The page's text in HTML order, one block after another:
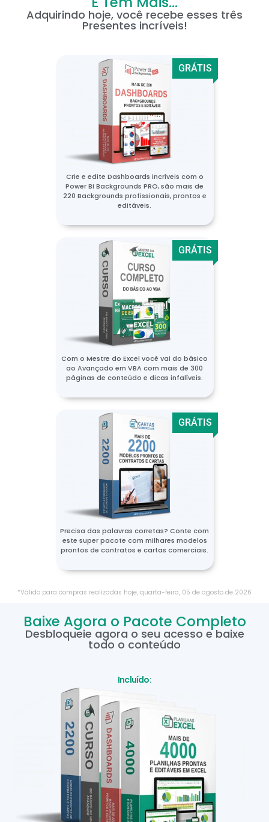
Adquirindo hoje, você recebe esses três
Presentes incríveis!
GRÁTIS
Crie e edite Dashboards incríveis com o
Power BI Backgrounds PRO, são mais de
220 Backgrounds profissionais, prontos e
editáveis.
GRÁTIS
Com o Mestre do Excel você vai do básico
ao Avançado em VBA com mais de 300
páginas de conteúdo e dicas infalíveis.
GRÁTIS
Precisa das palavras corretas? Conte com
este super pacote com milhares modelos
prontos de contratos e cartas comerciais.
*Válido para compras realizadas hoje, quarta-feira, 05 de agosto de 2026
Baixe Agora o Pacote Completo
Desbloqueie agora o seu acesso e baixe
todo o conteúdo
Incluído: